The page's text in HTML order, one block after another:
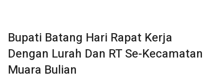
Bupati Batang Hari Rapat Kerja
Dengan Lurah Dan RT Se-Kecamatan
Muara Bulian